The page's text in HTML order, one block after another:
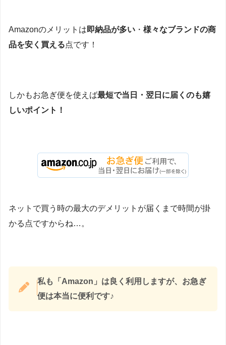
Amazonのメリットは即納品が多い ・ 様々なブランドの商
品を安く買える点です！
しかもお急ぎ便を使えば最短で当日・翌日に届くのも嬉
しいポイント！
ネットで買う時の最大のデメリットが届くまで時間が掛
かる点ですからね…。
私も「Amazon」は良く利用しますが、お急ぎ
便は本当に便利です♪